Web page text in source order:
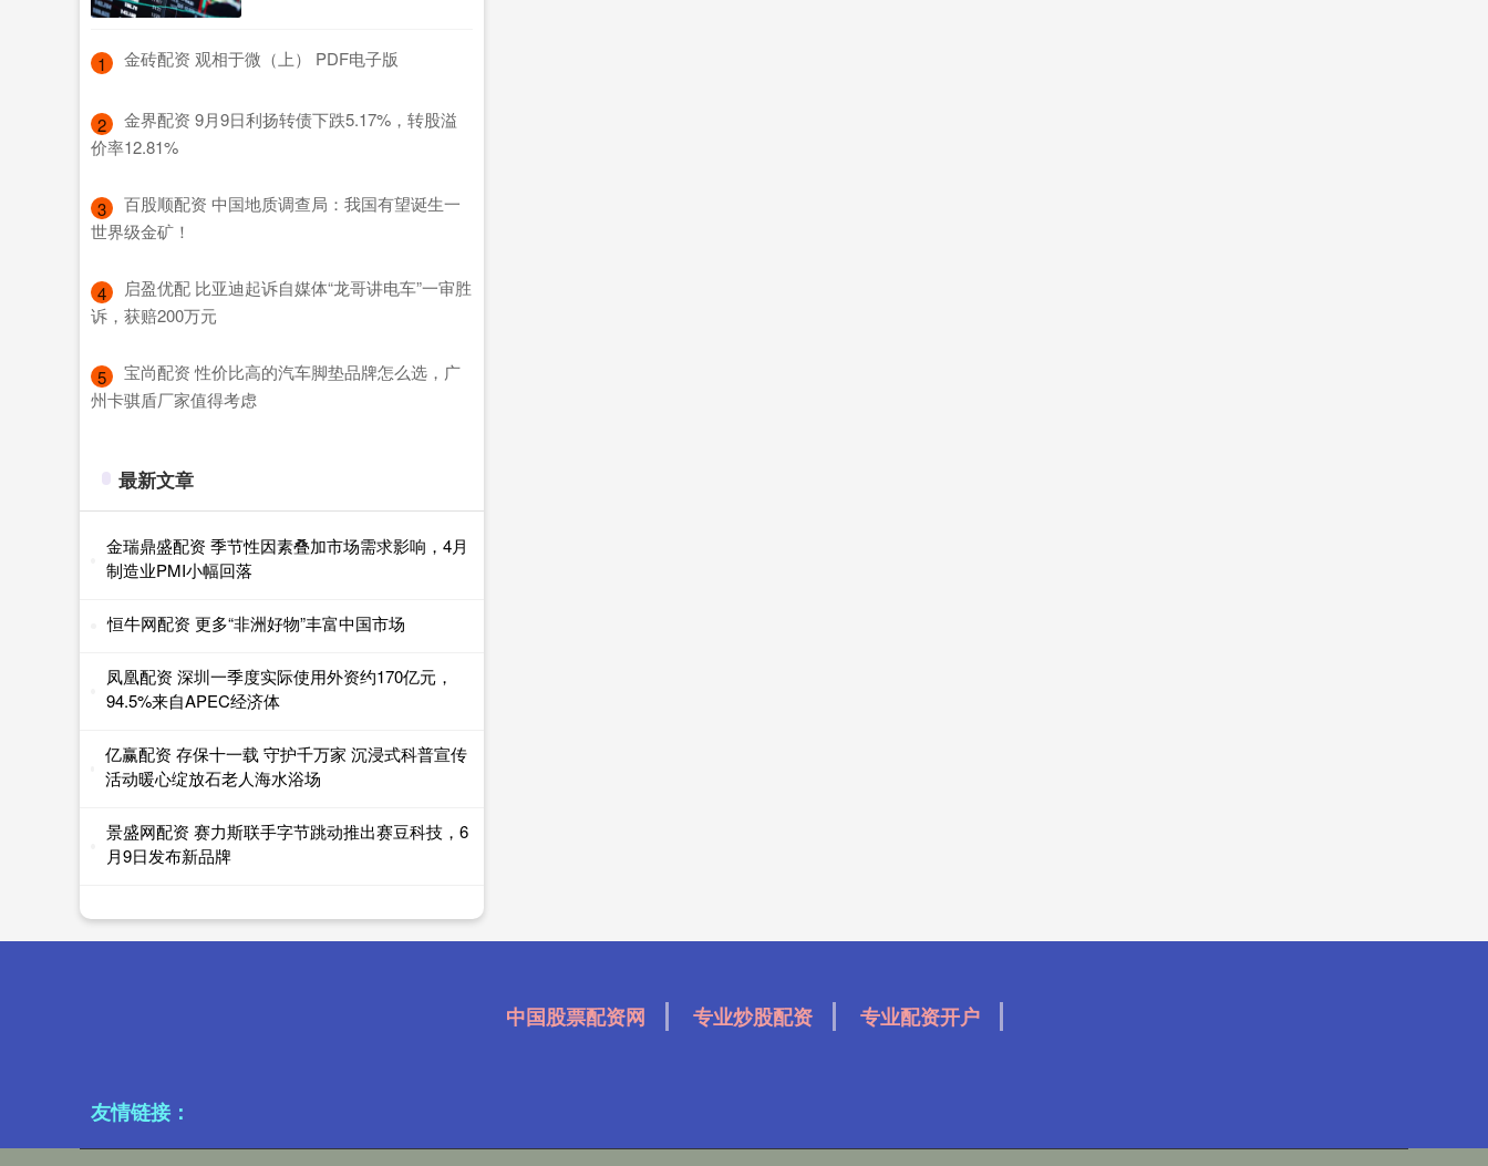
1 ​金砖配资 观相于微（上） PDF电子版
2
​金界配资 9月9日利扬转债下跌5.17%，转股溢
价率12.81%
3
​百股顺配资 中国地质调查局：我国有望诞生一
世界级金矿！
4
​启盈优配 比亚迪起诉自媒体“龙哥讲电车”一审胜
诉，获赔200万元
5
​宝尚配资 性价比高的汽车脚垫品牌怎么选，广
州卡骐盾厂家值得考虑
最新文章
金瑞鼎盛配资 季节性因素叠加市场需求影响，4月
制造业PMI小幅回落
恒牛网配资 更多“非洲好物”丰富中国市场
凤凰配资 深圳一季度实际使用外资约170亿元，
94.5%来自APEC经济体
亿赢配资 存保十一载 守护千万家 沉浸式科普宣传
活动暖心绽放石老人海水浴场
景盛网配资 赛力斯联手字节跳动推出赛豆科技，6
月9日发布新品牌
中国股票配资网 专业炒股配资 专业配资开户
友情链接：